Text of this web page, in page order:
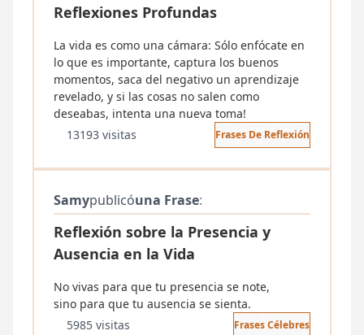
Reflexiones Profundas
La vida es como una cámara: Sólo enfócate en
lo que es importante, captura los buenos
momentos, saca del negativo un aprendizaje
revelado, y si las cosas no salen como
deseabas, intenta una nueva toma!
13193 visitas
Frases De Reflexión
Samypublicóuna Frase:
Reflexión sobre la Presencia y
Ausencia en la Vida
No vivas para que tu presencia se note,
sino para que tu ausencia se sienta.
5985 visitas
Frases Célebres